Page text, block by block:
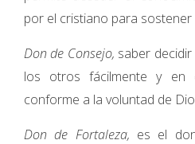
por el cristiano para sostener
Don de Consejo, saber
los otros fácilmente y en
conforme a la voluntad de
Don de Fortaleza, es el